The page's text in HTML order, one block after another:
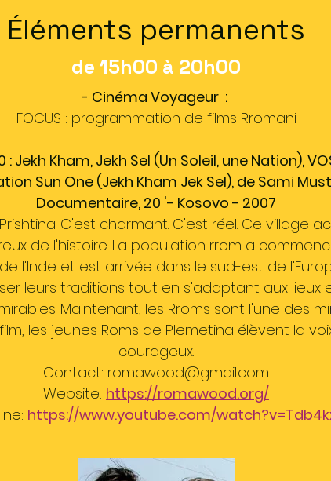
Éléments permanents
de 15h00 à 20h00
- Cinéma Voyageur :
FOCUS : programmation de films Rromani
: Jekh Kham, Jekh Sel (Un Soleil, une Nation),
Sun One (Jekh Kham Jek Sel), de Sami
Documentaire, 20 '- Kosovo - 2007
C'est charmant. C'est réel. Ce village
de l'histoire. La population rrom a
l'Inde et est arrivée dans le sud-est de
leurs traditions tout en s'adaptant aux
Maintenant, les Rroms sont l'une des
les jeunes Roms de Plemetina élèvent la
courageux.
Contact: romawood@gmail.com
Website: https://romawood.org/
https://www.youtube.com/